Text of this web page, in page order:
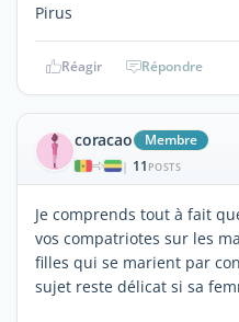
Pirus
Réagir Répondre
coracao Membre
| 11 POSTS
Je comprends tout à fait
vos compatriotes sur les
filles qui se marient par
sujet reste délicat si sa